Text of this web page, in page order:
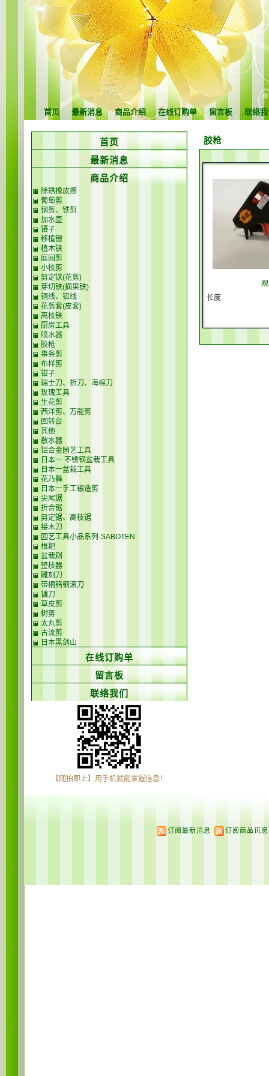
首页 最新消息 商品介绍 在线订购单 留言板 联络
胶枪
长度
首页
最新消息
商品介绍
除銹橡皮擦
葡萄剪
钢剪、铁剪
加水壶
镊子
移植镘
植木铗
庭园剪
小枝剪
剪定铗(花剪)
芽切铗(摘果铗)
铜线、铝线
花剪套(皮套)
高枝铗
厨房工具
喷水器
胶枪
事务剪
布样剪
钳子
瑞士刀、折刀、海棉刀
玫瑰工具
生花剪
西洋剪、万能剪
回转台
其他
散水器
铝合金园艺工具
日本一 不锈钢盆栽工具
日本一盆栽工具
花乃舞
日本一手工锻造剪
尖尾锯
折合锯
剪定锯、高枝锯
接木刀
园艺工具小品系列-SABOTEN
根耙
盆栽刷
整枝器
雕刻刀
带柄钨钢滚刀
镰刀
草皮剪
树剪
太丸剪
古流剪
日本黑剑山
在线订购单
留言板
联络我们
【随拍即上】用手机就能掌握信息！
订阅最新消息 订阅商品讯息